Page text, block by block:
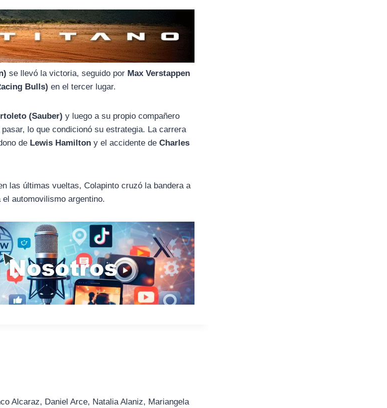
se llevó la victoria, seguido por Max Verstappen
Bulls) en el tercer lugar.
(Sauber) y luego a su propio compañero
lo que condicionó su estrategia. La carrera
de Lewis Hamilton y el accidente deCharles
las últimas vueltas, Colapinto cruzó la bandera a
automovilismo argentino.
Alcaraz, Daniel Arce, Natalia Alaniz, Mariangela